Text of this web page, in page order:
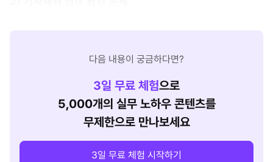
다음 내용이 궁금하다면?
3일 무료 체험으로
5,000개의 실무 노하우 콘텐츠를
무제한으로 만나보세요
3일 무료 체험 시작하기